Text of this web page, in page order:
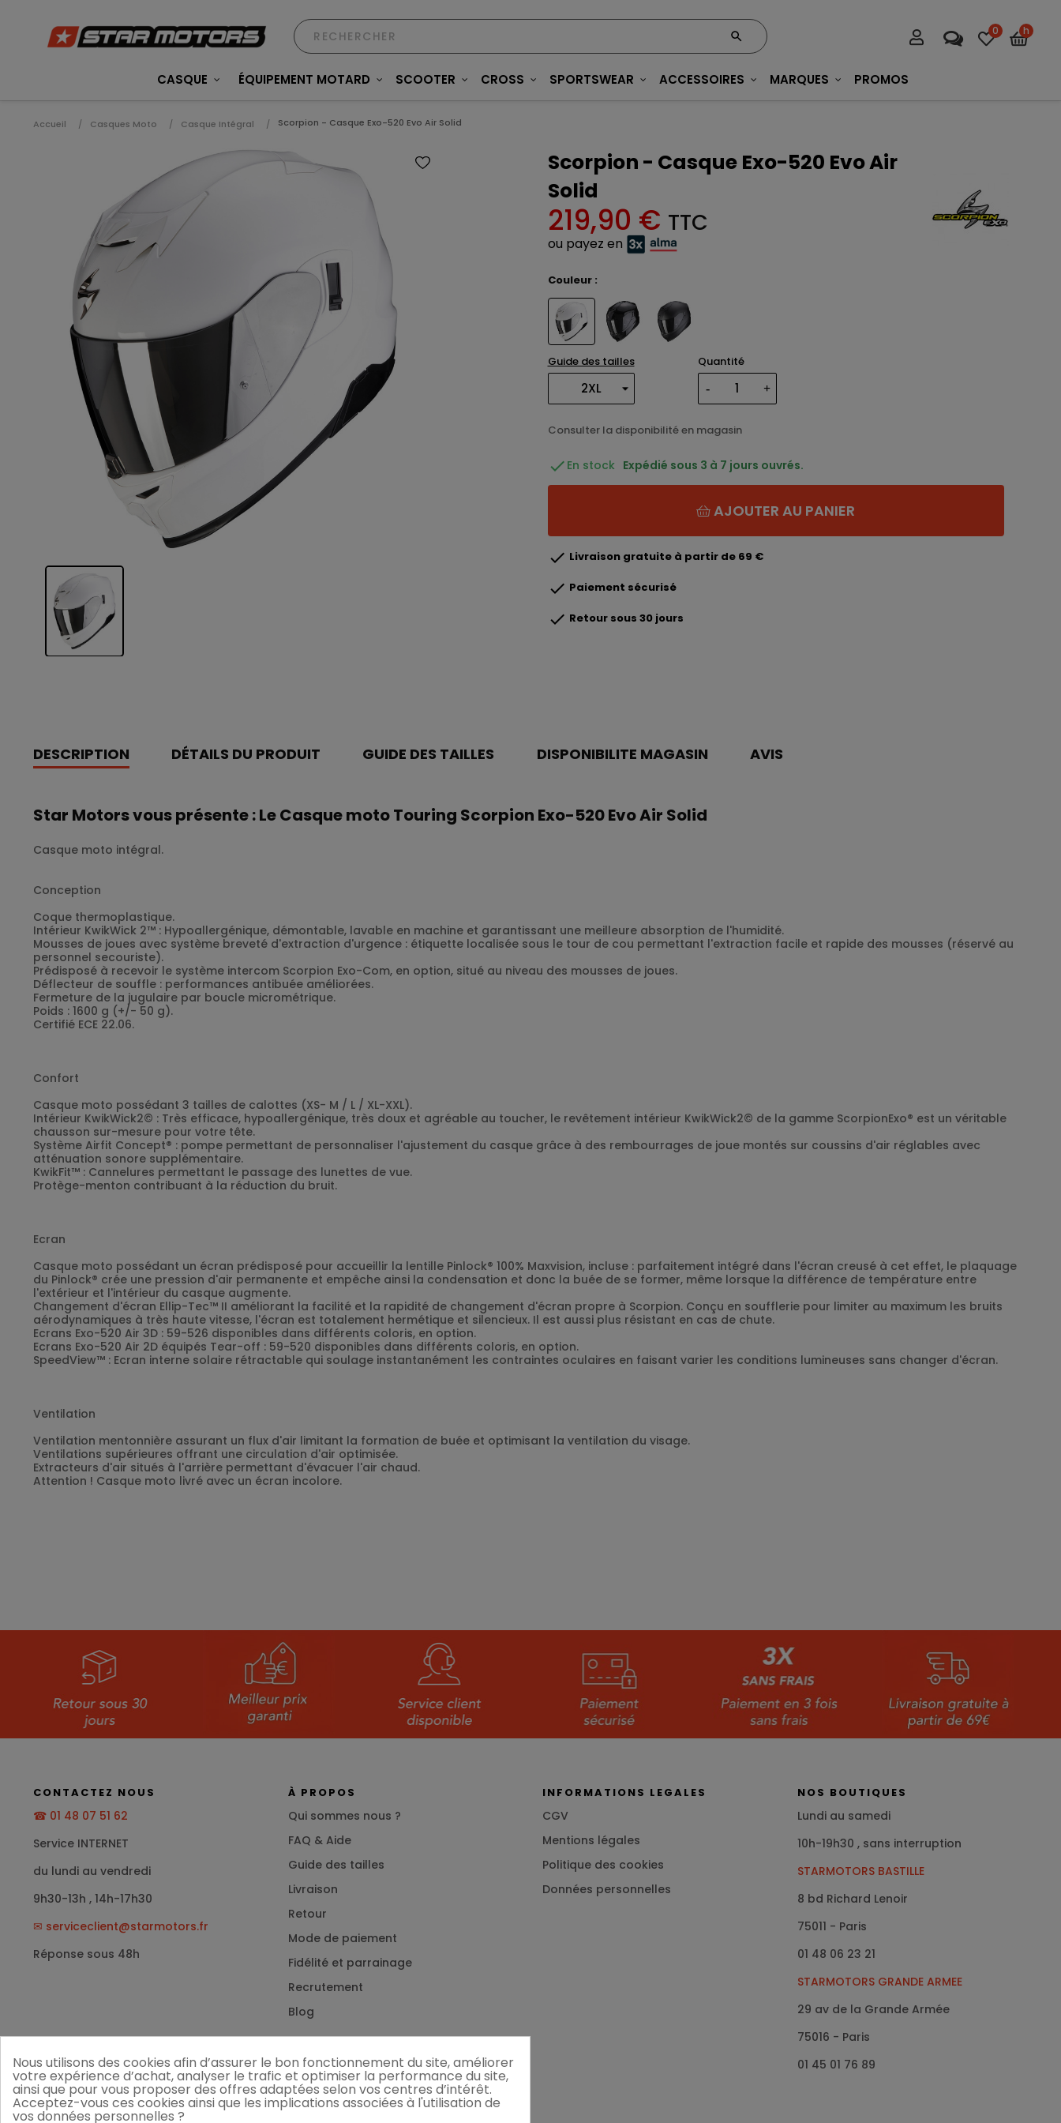
0 h
CASQUE ÉQUIPEMENT MOTARD SCOOTER CROSS SPORTSWEAR ACCESSOIRES MARQUES PROMOS
Accueil Casques Moto Casque Intégral Scorpion - Casque Exo-520 Evo Air Solid
Scorpion - Casque Exo-520 Evo Air
Solid
219,90 € TTC
ou payez en
Couleur :
Guide des tailles Quantité
Consulter la disponibilité en magasin
 En stock Expédié sous 3 à 7 jours ouvrés.
AJOUTER AU PANIER
 Livraison gratuite à partir de 69 €
 Paiement sécurisé
 Retour sous 30 jours
DESCRIPTION DÉTAILS DU PRODUIT GUIDE DES TAILLES DISPONIBILITE MAGASIN AVIS
Star Motors vous présente : Le Casque moto Touring Scorpion Exo-520 Evo Air Solid
Casque moto intégral.
Conception
Coque thermoplastique.
Intérieur KwikWick 2™ : Hypoallergénique, démontable, lavable en machine et garantissant une meilleure absorption de l'humidité.
Mousses de joues avec système breveté d'extraction d'urgence : étiquette localisée sous le tour de cou permettant l'extraction facile et rapide des mousses (réservé au
personnel secouriste).
Prédisposé à recevoir le système intercom Scorpion Exo-Com, en option, situé au niveau des mousses de joues.
Déflecteur de souffle : performances antibuée améliorées.
Fermeture de la jugulaire par boucle micrométrique.
Poids : 1600 g (+/- 50 g).
Certifié ECE 22.06.
Confort
Casque moto possédant 3 tailles de calottes (XS- M / L / XL-XXL).
Intérieur KwikWick2© : Très efficace, hypoallergénique, très doux et agréable au toucher, le revêtement intérieur KwikWick2© de la gamme ScorpionExo® est un véritable
chausson sur-mesure pour votre tête.
Système Airfit Concept® : pompe permettant de personnaliser l'ajustement du casque grâce à des rembourrages de joue montés sur coussins d'air réglables avec
atténuation sonore supplémentaire.
KwikFit™ : Cannelures permettant le passage des lunettes de vue.
Protège-menton contribuant à la réduction du bruit.
Ecran
Casque moto possédant un écran prédisposé pour accueillir la lentille Pinlock® 100% Maxvision, incluse : parfaitement intégré dans l'écran creusé à cet effet, le plaquage
du Pinlock® crée une pression d'air permanente et empêche ainsi la condensation et donc la buée de se former, même lorsque la différence de température entre
l'extérieur et l'intérieur du casque augmente.
Changement d'écran Ellip-Tec™ II améliorant la facilité et la rapidité de changement d'écran propre à Scorpion. Conçu en soufflerie pour limiter au maximum les bruits
aérodynamiques à très haute vitesse, l'écran est totalement hermétique et silencieux. Il est aussi plus résistant en cas de chute.
Ecrans Exo-520 Air 3D : 59-526 disponibles dans différents coloris, en option.
Ecrans Exo-520 Air 2D équipés Tear-off : 59-520 disponibles dans différents coloris, en option.
SpeedView™ : Ecran interne solaire rétractable qui soulage instantanément les contraintes oculaires en faisant varier les conditions lumineuses sans changer d'écran.
Ventilation
Ventilation mentonnière assurant un flux d'air limitant la formation de buée et optimisant la ventilation du visage.
Ventilations supérieures offrant une circulation d'air optimisée.
Extracteurs d'air situés à l'arrière permettant d'évacuer l'air chaud.
Attention ! Casque moto livré avec un écran incolore.
CONTACTEZ NOUS
☎ 01 48 07 51 62
Service INTERNET
du lundi au vendredi
9h30-13h , 14h-17h30
✉ serviceclient@starmotors.fr
Réponse sous 48h
À PROPOS
Qui sommes nous ?
FAQ & Aide
Guide des tailles
Livraison
Retour
Mode de paiement
Fidélité et parrainage
Recrutement
Blog
INFORMATIONS LEGALES
CGV
Mentions légales
Politique des cookies
Données personnelles
NOS BOUTIQUES
Lundi au samedi
10h-19h30 , sans interruption
STARMOTORS BASTILLE
8 bd Richard Lenoir
75011 - Paris
01 48 06 23 21
STARMOTORS GRANDE ARMEE
29 av de la Grande Armée
75016 - Paris
01 45 01 76 89
Nous utilisons des cookies afin d’assurer le bon fonctionnement du site, améliorer
votre expérience d’achat, analyser le trafic et optimiser la performance du site,
ainsi que pour vous proposer des offres adaptées selon vos centres d’intérêt.
Acceptez-vous ces cookies ainsi que les implications associées à l'utilisation de
vos données personnelles ?